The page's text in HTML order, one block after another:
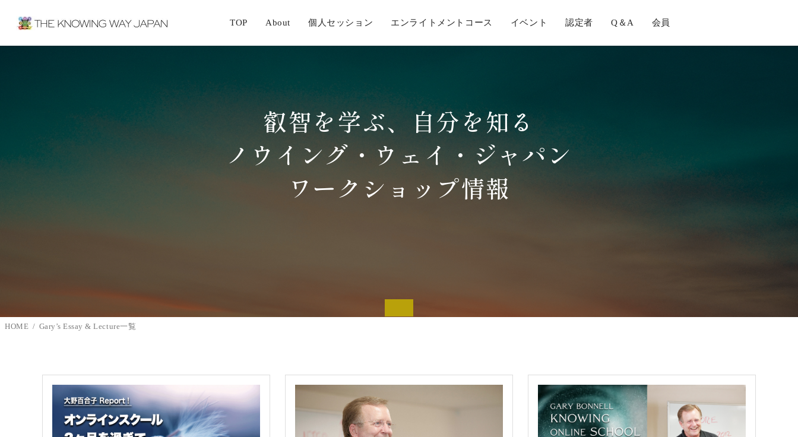
TOP About 個人セッション エンライトメントコース イベント 認定者 Q＆A 会員
叡智を学ぶ、自分を知る
ノウイング・ウェイ・ジャパン
ワークショップ情報
HOME Gary’s Essay & Lecture一覧